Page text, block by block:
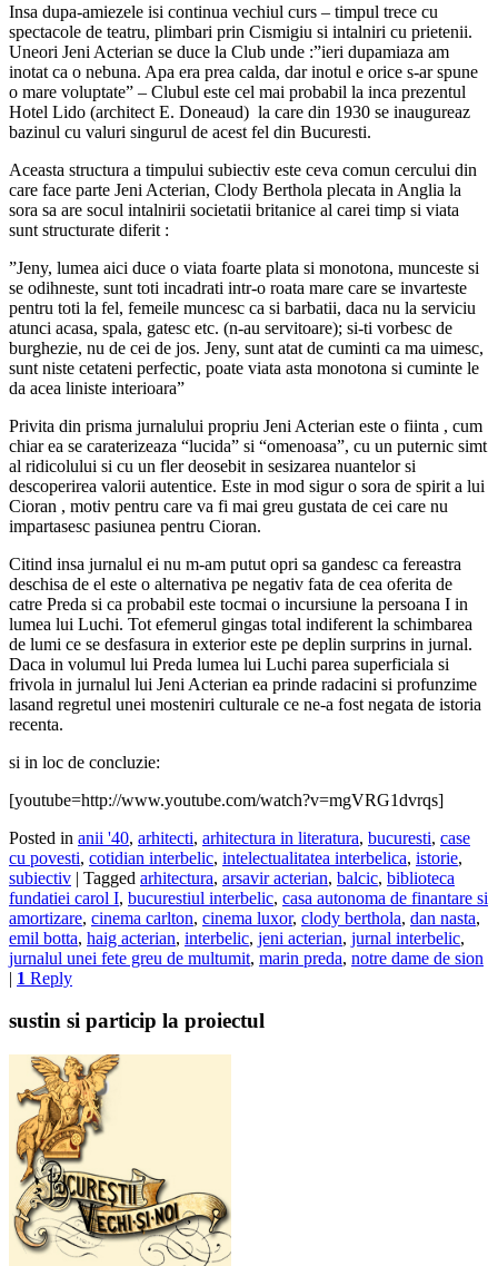
Insa dupa-amiezele isi continua vechiul curs – timpul trece cu
spectacole de teatru, plimbari prin Cismigiu si intalniri cu prietenii.
Uneori Jeni Acterian se duce la Club unde :”ieri dupamiaza am
inotat ca o nebuna. Apa era prea calda, dar inotul e orice s-ar spune
o mare voluptate” – Clubul este cel mai probabil la inca prezentul
Hotel Lido (architect E. Doneaud) la care din 1930 se inaugureaz
bazinul cu valuri singurul de acest fel din Bucuresti.
Aceasta structura a timpului subiectiv este ceva comun cercului din
care face parte Jeni Acterian, Clody Berthola plecata in Anglia la
sora sa are socul intalnirii societatii britanice al carei timp si viata
sunt structurate diferit :
”Jeny, lumea aici duce o viata foarte plata si monotona, munceste si
se odihneste, sunt toti incadrati intr-o roata mare care se invarteste
pentru toti la fel, femeile muncesc ca si barbatii, daca nu la serviciu
atunci acasa, spala, gatesc etc. (n-au servitoare); si-ti vorbesc de
burghezie, nu de cei de jos. Jeny, sunt atat de cuminti ca ma uimesc,
sunt niste cetateni perfectic, poate viata asta monotona si cuminte le
da acea liniste interioara”
Privita din prisma jurnalului propriu Jeni Acterian este o fiinta , cum
chiar ea se caraterizeaza “lucida” si “omenoasa”, cu un puternic simt
al ridicolului si cu un fler deosebit in sesizarea nuantelor si
descoperirea valorii autentice. Este in mod sigur o sora de spirit a lui
Cioran , motiv pentru care va fi mai greu gustata de cei care nu
impartasesc pasiunea pentru Cioran.
Citind insa jurnalul ei nu m-am putut opri sa gandesc ca fereastra
deschisa de el este o alternativa pe negativ fata de cea oferita de
catre Preda si ca probabil este tocmai o incursiune la persoana I in
lumea lui Luchi. Tot efemerul gingas total indiferent la schimbarea
de lumi ce se desfasura in exterior este pe deplin surprins in jurnal.
Daca in volumul lui Preda lumea lui Luchi parea superficiala si
frivola in jurnalul lui Jeni Acterian ea prinde radacini si profunzime
lasand regretul unei mosteniri culturale ce ne-a fost negata de istoria
recenta.
si in loc de concluzie:
[youtube=http://www.youtube.com/watch?v=mgVRG1dvrqs]
Posted in anii '40, arhitecti, arhitectura in literatura, bucuresti, case
cu povesti, cotidian interbelic, intelectualitatea interbelica, istorie,
subiectiv | Tagged arhitectura, arsavir acterian, balcic, biblioteca
fundatiei carol I, bucurestiul interbelic, casa autonoma de finantare si
amortizare, cinema carlton, cinema luxor, clody berthola, dan nasta,
emil botta, haig acterian, interbelic, jeni acterian, jurnal interbelic,
jurnalul unei fete greu de multumit, marin preda, notre dame de sion
| 1 Reply
sustin si particip la proiectul